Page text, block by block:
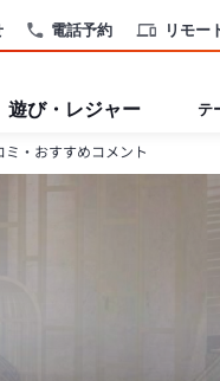
電話予約 リモー
遊び・レジャー テ
ミ・おすすめコメント